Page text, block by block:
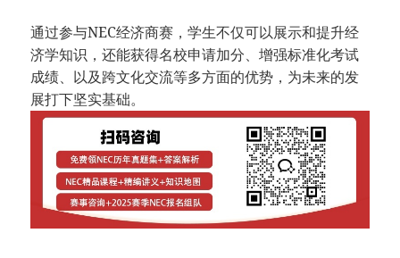
通过参与NEC经济商赛，学生不仅可以展示和提升经
济学知识，还能获得名校申请加分、增强标准化考试
成绩、以及跨文化交流等多方面的优势，为未来的发
展打下坚实基础。